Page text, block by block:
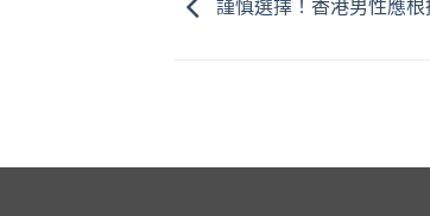
謹慎選擇！香港男性應